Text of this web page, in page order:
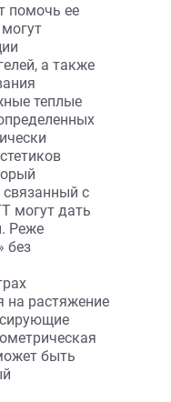
помочь ее
а также
теплые
связанный с
могут дать
Реже
без
на растяжение
быть